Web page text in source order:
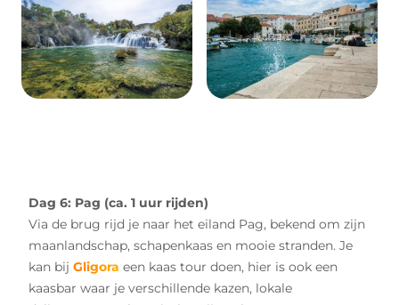
Dag 6: Pag (ca. 1 uur rijden)
Via de brug rijd je naar het eiland Pag, bekend om zijn
maanlandschap, schapenkaas en mooie stranden. Je
kan bij Gligora een kaas tour doen, hier is ook een
kaasbar waar je verschillende kazen, lokale